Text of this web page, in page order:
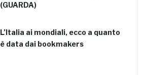
(GUARDA)
L’Italia ai mondiali, ecco a quanto
è data dai bookmakers